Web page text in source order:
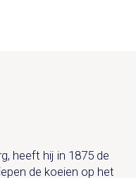
heeft hij in 1875 de
de koeien op het